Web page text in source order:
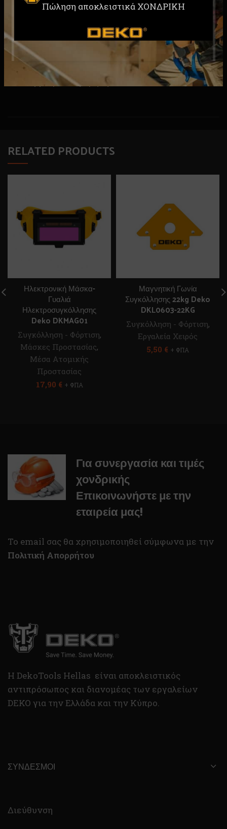
Πώληση αποκλειστικά ΧΟΝΔΡΙΚΗ
Στυλ:MMA, MIG, MAG, CO2, TIG, Plasma Cutting,
Βάρος: 0,53 kg
Συσκευασία: Κουτί
Επαγγελματική χρήση
RELATED PRODUCTS
Ηλεκτρονική Μάσκα-
Γυαλιά
Ηλεκτροσυγκόλλησης
Deko DKMAG01
Συγκόλληση - Φόρτιση,
Μάσκες Προστασίας,
Μέσα Ατομικής
Προστασίας
17,90 € + ΦΠΑ
Μαγνητική Γωνία
Συγκόλλησης 22kg Deko
DKL0603-22KG
Συγκόλληση - Φόρτιση,
Εργαλεία Χειρός
5,50 € + ΦΠΑ
Για συνεργασία και τιμές
χονδρικής
Επικοινωνήστε με την
εταιρεία μας!
To email σας θα χρησιμοποιηθεί σύμφωνα με την
Πολιτική Απορρήτου
H DekoTools Hellas είναι αποκλειστικός
αντιπρόσωπος και διανομέας των εργαλείων
DEKO για την Ελλάδα και την Κύπρο.
ΣΎΝΔΕΣΜΟΙ
Διεύθυνση